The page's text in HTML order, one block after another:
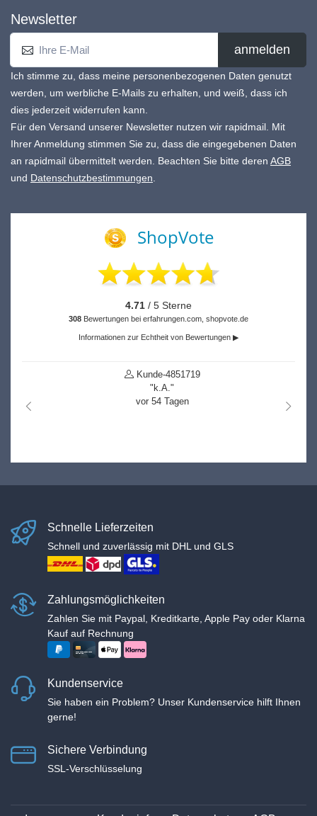
Newsletter
anmelden
Ich stimme zu, dass meine personenbezogenen Daten genutzt
werden, um werbliche E-Mails zu erhalten, und weiß, dass ich
dies jederzeit widerrufen kann.
Für den Versand unserer Newsletter nutzen wir rapidmail. Mit
Ihrer Anmeldung stimmen Sie zu, dass die eingegebenen Daten
an rapidmail übermittelt werden. Beachten Sie bitte deren AGB
und Datenschutzbestimmungen.
ShopVote
4.71 / 5 Sterne
308 Bewertungen bei erfahrungen.com, shopvote.de
Informationen zur Echtheit von Bewertungen ▶
Kunde-4851719
"k.A."
vor 54 Tagen
nach links
nach
Schnelle Lieferzeiten
Schnell und zuverlässig mit DHL und GLS
Zahlungsmöglichkeiten
Zahlen Sie mit Paypal, Kreditkarte, Apple Pay oder Klarna
Kauf auf Rechnung
Kundenservice
Sie haben ein Problem? Unser Kundenservice hilft Ihnen
gerne!
Sichere Verbindung
SSL-Verschlüsselung